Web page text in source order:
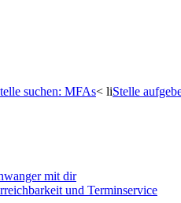
suchen: MFAs< liStelle
mit dir
und Terminservice